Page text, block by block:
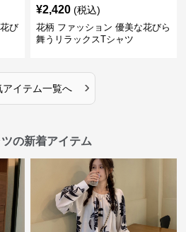
び
¥2,420 (税込)
花柄 ファッション 優美な花びら
舞うリラックスTシャツ
アイテム一覧へ ›
の新着アイテム